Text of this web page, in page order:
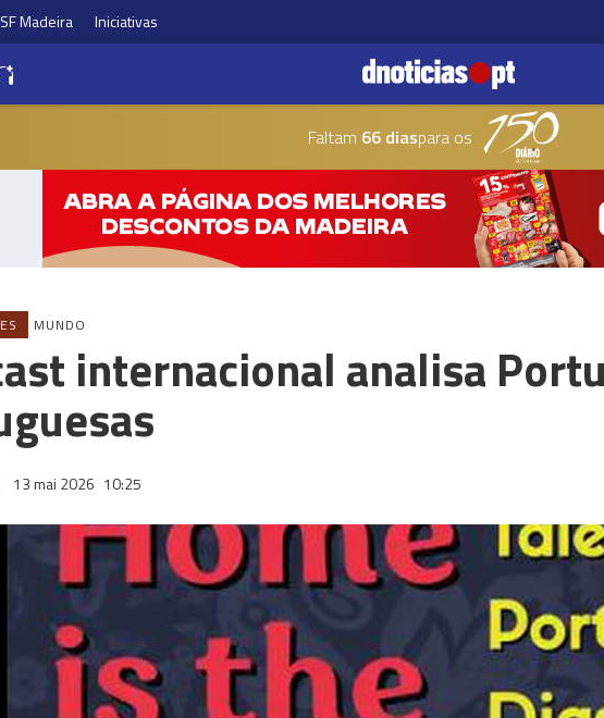
Madeira Iniciativas
Faltam 66 diaspara os
MUNDO
internacional analisa
13 mai 2026 10:25